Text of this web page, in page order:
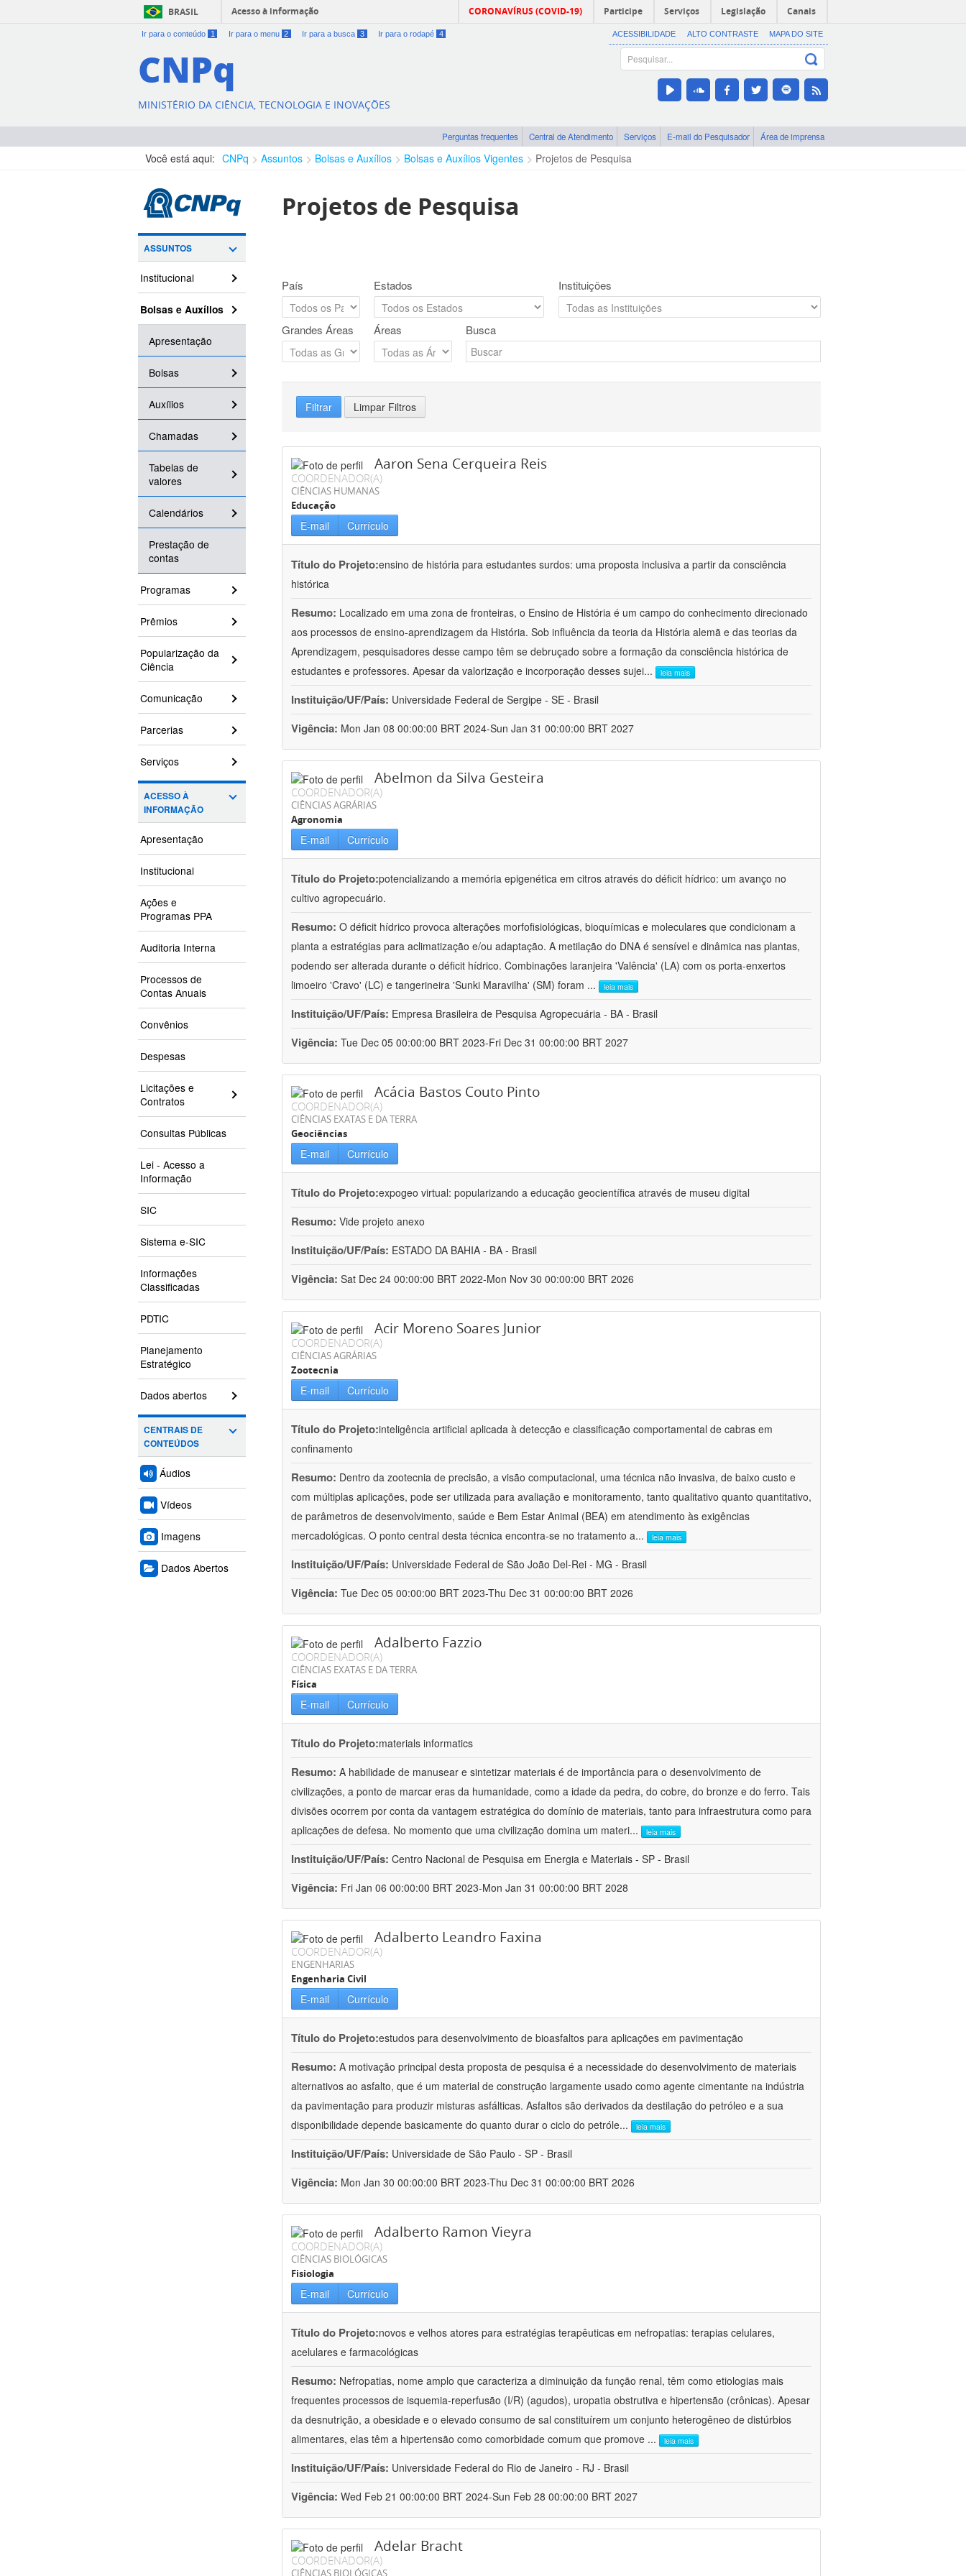
BRASIL Acesso à informação CORONAVÍRUS (COVID-19) Participe Serviços Legislação Canais
Ir para o conteúdo 1 Ir para o menu 2 Ir para a busca 3 Ir para o rodapé 4 ACESSIBILIDADE ALTO CONTRASTE MAPA DO SITE
CNPq
MINISTÉRIO DA CIÊNCIA, TECNOLOGIA E INOVAÇÕES
Perguntas frequentes Central de Atendimento Serviços E-mail do Pesquisador Área de imprensa
Você está aqui: CNPq Assuntos Bolsas e Auxílios Bolsas e Auxílios Vigentes Projetos de Pesquisa
ASSUNTOS
Institucional
Bolsas e Auxílios
Apresentação
Bolsas
Auxílios
Chamadas
Tabelas de
valores
Calendários
Prestação de
contas
Programas
Prêmios
Popularização da
Ciência
Comunicação
Parcerias
Serviços
ACESSO À
INFORMAÇÃO
Apresentação
Institucional
Ações e
Programas PPA
Auditoria Interna
Processos de
Contas Anuais
Convênios
Despesas
Licitações e
Contratos
Consultas Públicas
Lei - Acesso a
Informação
SIC
Sistema e-SIC
Informações
Classificadas
PDTIC
Planejamento
Estratégico
Dados abertos
CENTRAIS DE
CONTEÚDOS
Áudios
Vídeos
Imagens
Dados Abertos
Projetos de Pesquisa
País Estados Instituições
Grandes Áreas Áreas Busca
Filtrar Limpar Filtros
Aaron Sena Cerqueira Reis
COORDENADOR(A)
CIÊNCIAS HUMANAS
Educação
E-mail Currículo
Título do Projeto:ensino de história para estudantes surdos: uma proposta inclusiva a partir da consciência
histórica
Resumo: Localizado em uma zona de fronteiras, o Ensino de História é um campo do conhecimento direcionado
aos processos de ensino-aprendizagem da História. Sob influência da teoria da História alemã e das teorias da
Aprendizagem, pesquisadores desse campo têm se debruçado sobre a formação da consciência histórica de
estudantes e professores. Apesar da valorização e incorporação desses sujei... leia mais
Instituição/UF/País: Universidade Federal de Sergipe - SE - Brasil
Vigência: Mon Jan 08 00:00:00 BRT 2024-Sun Jan 31 00:00:00 BRT 2027
Abelmon da Silva Gesteira
COORDENADOR(A)
CIÊNCIAS AGRÁRIAS
Agronomia
E-mail Currículo
Título do Projeto:potencializando a memória epigenética em citros através do déficit hídrico: um avanço no
cultivo agropecuário.
Resumo: O déficit hídrico provoca alterações morfofisiológicas, bioquímicas e moleculares que condicionam a
planta a estratégias para aclimatização e/ou adaptação. A metilação do DNA é sensível e dinâmica nas plantas,
podendo ser alterada durante o déficit hídrico. Combinações laranjeira 'Valência' (LA) com os porta-enxertos
limoeiro 'Cravo' (LC) e tangerineira 'Sunki Maravilha' (SM) foram ... leia mais
Instituição/UF/País: Empresa Brasileira de Pesquisa Agropecuária - BA - Brasil
Vigência: Tue Dec 05 00:00:00 BRT 2023-Fri Dec 31 00:00:00 BRT 2027
Acácia Bastos Couto Pinto
COORDENADOR(A)
CIÊNCIAS EXATAS E DA TERRA
Geociências
E-mail Currículo
Título do Projeto:expogeo virtual: popularizando a educação geocientífica através de museu digital
Resumo: Vide projeto anexo
Instituição/UF/País: ESTADO DA BAHIA - BA - Brasil
Vigência: Sat Dec 24 00:00:00 BRT 2022-Mon Nov 30 00:00:00 BRT 2026
Acir Moreno Soares Junior
COORDENADOR(A)
CIÊNCIAS AGRÁRIAS
Zootecnia
E-mail Currículo
Título do Projeto:inteligência artificial aplicada à detecção e classificação comportamental de cabras em
confinamento
Resumo: Dentro da zootecnia de precisão, a visão computacional, uma técnica não invasiva, de baixo custo e
com múltiplas aplicações, pode ser utilizada para avaliação e monitoramento, tanto qualitativo quanto quantitativo,
de parâmetros de desenvolvimento, saúde e Bem Estar Animal (BEA) em atendimento às exigências
mercadológicas. O ponto central desta técnica encontra-se no tratamento a... leia mais
Instituição/UF/País: Universidade Federal de São João Del-Rei - MG - Brasil
Vigência: Tue Dec 05 00:00:00 BRT 2023-Thu Dec 31 00:00:00 BRT 2026
Adalberto Fazzio
COORDENADOR(A)
CIÊNCIAS EXATAS E DA TERRA
Física
E-mail Currículo
Título do Projeto:materials informatics
Resumo: A habilidade de manusear e sintetizar materiais é de importância para o desenvolvimento de
civilizações, a ponto de marcar eras da humanidade, como a idade da pedra, do cobre, do bronze e do ferro. Tais
divisões ocorrem por conta da vantagem estratégica do domínio de materiais, tanto para infraestrutura como para
aplicações de defesa. No momento que uma civilização domina um materi... leia mais
Instituição/UF/País: Centro Nacional de Pesquisa em Energia e Materiais - SP - Brasil
Vigência: Fri Jan 06 00:00:00 BRT 2023-Mon Jan 31 00:00:00 BRT 2028
Adalberto Leandro Faxina
COORDENADOR(A)
ENGENHARIAS
Engenharia Civil
E-mail Currículo
Título do Projeto:estudos para desenvolvimento de bioasfaltos para aplicações em pavimentação
Resumo: A motivação principal desta proposta de pesquisa é a necessidade do desenvolvimento de materiais
alternativos ao asfalto, que é um material de construção largamente usado como agente cimentante na indústria
da pavimentação para produzir misturas asfálticas. Asfaltos são derivados da destilação do petróleo e a sua
disponibilidade depende basicamente do quanto durar o ciclo do petróle... leia mais
Instituição/UF/País: Universidade de São Paulo - SP - Brasil
Vigência: Mon Jan 30 00:00:00 BRT 2023-Thu Dec 31 00:00:00 BRT 2026
Adalberto Ramon Vieyra
COORDENADOR(A)
CIÊNCIAS BIOLÓGICAS
Fisiologia
E-mail Currículo
Título do Projeto:novos e velhos atores para estratégias terapêuticas em nefropatias: terapias celulares,
acelulares e farmacológicas
Resumo: Nefropatias, nome amplo que caracteriza a diminuição da função renal, têm como etiologias mais
frequentes processos de isquemia-reperfusão (I/R) (agudos), uropatia obstrutiva e hipertensão (crônicas). Apesar
da desnutrição, a obesidade e o elevado consumo de sal constituírem um conjunto heterogêneo de distúrbios
alimentares, elas têm a hipertensão como comorbidade comum que promove ... leia mais
Instituição/UF/País: Universidade Federal do Rio de Janeiro - RJ - Brasil
Vigência: Wed Feb 21 00:00:00 BRT 2024-Sun Feb 28 00:00:00 BRT 2027
Adelar Bracht
COORDENADOR(A)
CIÊNCIAS BIOLÓGICAS